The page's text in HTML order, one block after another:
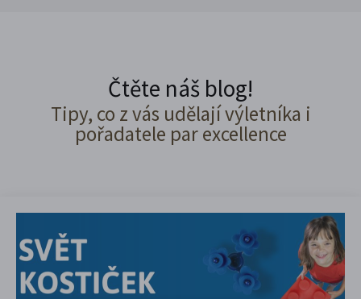
Čtěte náš blog!
Tipy, co z vás udělají výletníka i
pořadatele par excellence